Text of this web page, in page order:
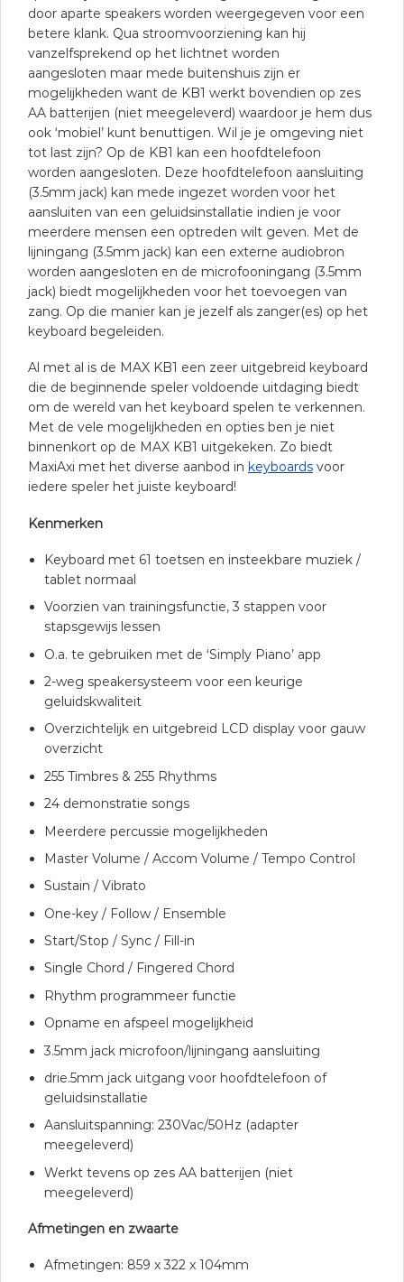
door aparte speakers worden weergegeven voor een
betere klank. Qua stroomvoorziening kan hij
vanzelfsprekend op het lichtnet worden
aangesloten maar mede buitenshuis zijn er
mogelijkheden want de KB1 werkt bovendien op zes
AA batterijen (niet meegeleverd) waardoor je hem dus
ook ‘mobiel’ kunt benuttigen. Wil je je omgeving niet
tot last zijn? Op de KB1 kan een hoofdtelefoon
worden aangesloten. Deze hoofdtelefoon aansluiting
(3.5mm jack) kan mede ingezet worden voor het
aansluiten van een geluidsinstallatie indien je voor
meerdere mensen een optreden wilt geven. Met de
lijningang (3.5mm jack) kan een externe audiobron
worden aangesloten en de microfooningang (3.5mm
jack) biedt mogelijkheden voor het toevoegen van
zang. Op die manier kan je jezelf als zanger(es) op het
keyboard begeleiden.
Al met al is de MAX KB1 een zeer uitgebreid keyboard
die de beginnende speler voldoende uitdaging biedt
om de wereld van het keyboard spelen te verkennen.
Met de vele mogelijkheden en opties ben je niet
binnenkort op de MAX KB1 uitgekeken. Zo biedt
MaxiAxi met het diverse aanbod in keyboards voor
iedere speler het juiste keyboard!
Kenmerken
Keyboard met 61 toetsen en insteekbare muziek /
tablet normaal
Voorzien van trainingsfunctie, 3 stappen voor
stapsgewijs lessen
O.a. te gebruiken met de ‘Simply Piano’ app
2-weg speakersysteem voor een keurige
geluidskwaliteit
Overzichtelijk en uitgebreid LCD display voor gauw
overzicht
255 Timbres & 255 Rhythms
24 demonstratie songs
Meerdere percussie mogelijkheden
Master Volume / Accom Volume / Tempo Control
Sustain / Vibrato
One-key / Follow / Ensemble
Start/Stop / Sync / Fill-in
Single Chord / Fingered Chord
Rhythm programmeer functie
Opname en afspeel mogelijkheid
3.5mm jack microfoon/lijningang aansluiting
drie.5mm jack uitgang voor hoofdtelefoon of
geluidsinstallatie
Aansluitspanning: 230Vac/50Hz (adapter
meegeleverd)
Werkt tevens op zes AA batterijen (niet
meegeleverd)
Afmetingen en zwaarte
Afmetingen: 859 x 322 x 104mm